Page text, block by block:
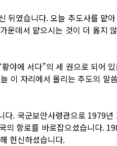
뒤였습니다. 오늘 추도사를 맡
운데서 맡으시는 것이 더 옳지
야에 서다”의 세 권으로 되어
이 자리에서 올리는 추도의 말
. 국군보안사령관으로 1979
의 항로를 바로잡으셨습니다.
헌신하셨습니다.